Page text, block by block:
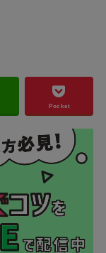
Pocket